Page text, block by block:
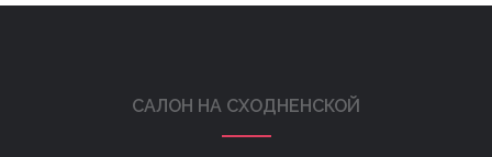
САЛОН НА СХОДНЕНСКОЙ